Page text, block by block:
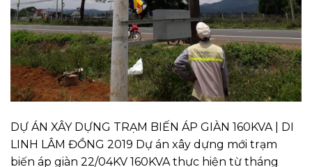
DỰ ÁN XÂY DỰNG TRẠM BIẾN ÁP GIÀN 160KVA | DI
LINH LÂM ĐỒNG 2019 Dự án xây dựng mới trạm
biến áp giàn 22/04KV 160KVA thực hiện từ tháng